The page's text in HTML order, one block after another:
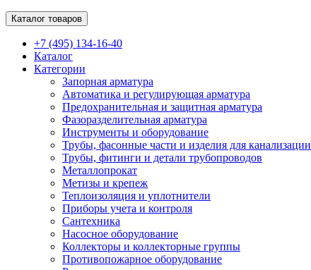
Каталог товаров
+7 (495) 134-16-40
Каталог
Категории
Запорная арматура
Автоматика и регулирующая арматура
Предохранительная и защитная арматура
Фазоразделительная арматура
Инструменты и оборудование
Трубы, фасонные части и изделия для канализации
Трубы, фитинги и детали трубопроводов
Металлопрокат
Метизы и крепеж
Теплоизоляция и уплотнители
Приборы учета и контроля
Сантехника
Насосное оборудование
Коллекторы и коллекторные группы
Противопожарное оборудование